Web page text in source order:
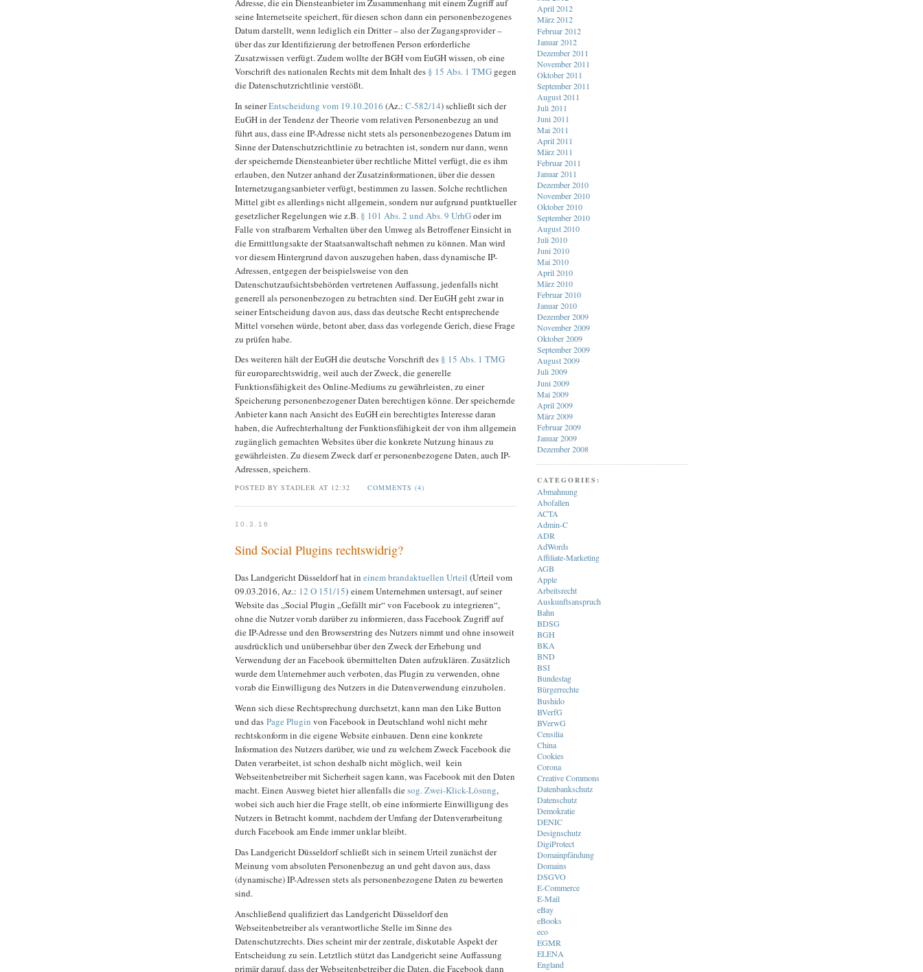
Adresse, die ein Diensteanbieter im Zusammenhang mit einem Zugriff auf
seine Internetseite speichert, für diesen schon dann ein personenbezogenes
Datum darstellt, wenn lediglich ein Dritter – also der Zugangsprovider –
über das zur Identifizierung der betroffenen Person erforderliche
Zusatzwissen verfügt. Zudem wollte der BGH vom EuGH wissen, ob eine
Vorschrift des nationalen Rechts mit dem Inhalt des § 15 Abs. 1 TMG gegen
die Datenschutzrichtlinie verstößt.
In seinerEntscheidung vom 19.10.2016 (Az.: C-582/14) schließt sich der
EuGH in der Tendenz der Theorie vom relativen Personenbezug an und
führt aus, dass eine IP-Adresse nicht stets als personenbezogenes Datum im
Sinne der Datenschutzrichtlinie zu betrachten ist, sondern nur dann, wenn
der speichernde Diensteanbieter über rechtliche Mittel verfügt, die es ihm
erlauben, den Nutzer anhand der Zusatzinformationen, über die dessen
Internetzugangsanbieter verfügt, bestimmen zu lassen. Solche rechtlichen
Mittel gibt es allerdings nicht allgemein, sondern nur aufgrund puntktueller
gesetzlicher Regelungen wie z.B. § 101 Abs. 2 und Abs. 9 UrhGoder im
Falle von strafbarem Verhalten über den Umweg als Betroffener Einsicht in
die Ermittlungsakte der Staatsanwaltschaft nehmen zu können. Man wird
vor diesem Hintergrund davon auszugehen haben, dass dynamische IP-
Adressen, entgegen der beispielsweise von den
Datenschutzaufsichtsbehörden vertretenen Auffassung, jedenfalls nicht
generell als personenbezogen zu betrachten sind. Der EuGH geht zwar in
seiner Entscheidung davon aus, dass das deutsche Recht entsprechende
Mittel vorsehen würde, betont aber, dass das vorlegende Gerich, diese Frage
zu prüfen habe.
Des weiteren hält der EuGH die deutsche Vorschrift des § 15 Abs. 1 TMG
für europarechtswidrig, weil auch der Zweck, die generelle
Funktionsfähigkeit des Online-Mediums zu gewährleisten, zu einer
Speicherung personenbezogener Daten berechtigen könne. Der speichernde
Anbieter kann nach Ansicht des EuGH ein berechtigtes Interesse daran
haben, die Aufrechterhaltung der Funktionsfähigkeit der von ihm allgemein
zugänglich gemachten Websites über die konkrete Nutzung hinaus zu
gewährleisten. Zu diesem Zweck darf er personenbezogene Daten, auch IP-
Adressen, speichern.
POSTED BY STADLER AT 12:32 COMMENTS (4)
10.3.16
Sind Social Plugins rechtswidrig?
Das Landgericht Düsseldorf hat in einem brandaktuellen Urteil (Urteil vom
09.03.2016, Az.: 12 O 151/15) einem Unternehmen untersagt, auf seiner
Website das „Social Plugin „Gefällt mir“ von Facebook zu integrieren“,
ohne die Nutzer vorab darüber zu informieren, dass Facebook Zugriff auf
die IP-Adresse und den Browserstring des Nutzers nimmt und ohne insoweit
ausdrücklich und unübersehbar über den Zweck der Erhebung und
Verwendung der an Facebook übermittelten Daten aufzuklären. Zusätzlich
wurde dem Unternehmer auch verboten, das Plugin zu verwenden, ohne
vorab die Einwilligung des Nutzers in die Datenverwendung einzuholen.
Wenn sich diese Rechtsprechung durchsetzt, kann man den Like Button
und das Page Plugin von Facebook in Deutschland wohl nicht mehr
rechtskonform in die eigene Website einbauen. Denn eine konkrete
Information des Nutzers darüber, wie und zu welchem Zweck Facebook die
Daten verarbeitet, ist schon deshalb nicht möglich, weil kein
Webseitenbetreiber mit Sicherheit sagen kann, was Facebook mit den Daten
macht. Einen Ausweg bietet hier allenfalls diesog. Zwei-Klick-Lösung,
wobei sich auch hier die Frage stellt, ob eine informierte Einwilligung des
Nutzers in Betracht kommt, nachdem der Umfang der Datenverarbeitung
durch Facebook am Ende immer unklar bleibt.
Das Landgericht Düsseldorf schließt sich in seinem Urteil zunächst der
Meinung vom absoluten Personenbezug an und geht davon aus, dass
(dynamische) IP-Adressen stets als personenbezogene Daten zu bewerten
sind.
Anschließend qualifiziert das Landgericht Düsseldorf den
Webseitenbetreiber als verantwortliche Stelle im Sinne des
Datenschutzrechts. Dies scheint mir der zentrale, diskutable Aspekt der
Entscheidung zu sein. Letztlich stützt das Landgericht seine Auffassung
primär darauf, dass der Webseitenbetreiber die Daten, die Facebook dann
April 2012
März 2012
Februar 2012
Januar 2012
Dezember 2011
November 2011
Oktober 2011
September 2011
August 2011
Juli 2011
Juni 2011
Mai 2011
April 2011
März 2011
Februar 2011
Januar 2011
Dezember 2010
November 2010
Oktober 2010
September 2010
August 2010
Juli 2010
Juni 2010
Mai 2010
April 2010
März 2010
Februar 2010
Januar 2010
Dezember 2009
November 2009
Oktober 2009
September 2009
August 2009
Juli 2009
Juni 2009
Mai 2009
April 2009
März 2009
Februar 2009
Januar 2009
Dezember 2008
CATEGORIES:
Abmahnung
Abofallen
ACTA
Admin-C
ADR
AdWords
Affiliate-Marketing
AGB
Apple
Arbeitsrecht
Auskunftsanspruch
Bahn
BDSG
BGH
BKA
BND
BSI
Bundestag
Bürgerrechte
Bushido
BVerfG
BVerwG
Censilia
China
Cookies
Corona
Creative Commons
Datenbankschutz
Datenschutz
Demokratie
DENIC
Designschutz
DigiProtect
Domainpfändung
Domains
DSGVO
E-Commerce
E-Mail
eBay
eBooks
eco
EGMR
ELENA
England